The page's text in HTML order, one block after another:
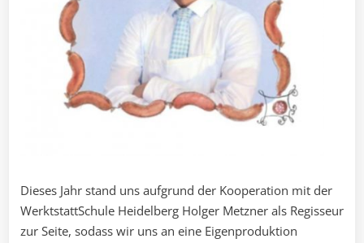
Dieses Jahr stand uns aufgrund der Kooperation mit der
WerktstattSchule Heidelberg Holger Metzner als Regisseur
zur Seite, sodass wir uns an eine Eigenproduktion